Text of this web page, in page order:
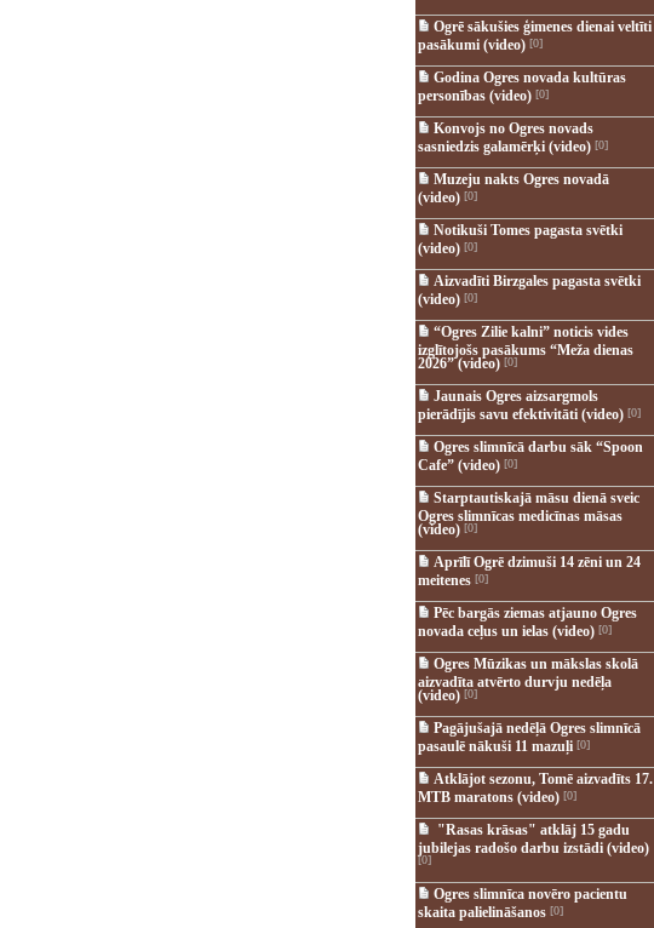
Ogrē sākušies ģimenes dienai veltīti
pasākumi (video)[0]
Godina Ogres novada kultūras
personības (video)[0]
Konvojs no Ogres novads
sasniedzis galamērķi (video)[0]
Muzeju nakts Ogres novadā
(video)[0]
Notikuši Tomes pagasta svētki
(video)[0]
Aizvadīti Birzgales pagasta svētki
(video)[0]
“Ogres Zilie kalni” noticis vides
izglītojošs pasākums “Meža dienas
2026” (video)[0]
Jaunais Ogres aizsargmols
pierādījis savu efektivitāti (video)[0]
Ogres slimnīcā darbu sāk “Spoon
Cafe” (video)[0]
Starptautiskajā māsu dienā sveic
Ogres slimnīcas medicīnas māsas
(video)[0]
Aprīlī Ogrē dzimuši 14 zēni un 24
meitenes [0]
Pēc bargās ziemas atjauno Ogres
novada ceļus un ielas (video)[0]
Ogres Mūzikas un mākslas skolā
aizvadīta atvērto durvju nedēļa
(video)[0]
Pagājušajā nedēļā Ogres slimnīcā
pasaulē nākuši 11 mazuļi[0]
Atklājot sezonu, Tomē aizvadīts 17.
MTB maratons (video)[0]
"Rasas krāsas" atklāj 15 gadu
jubilejas radošo darbu izstādi (video)
[0]
Ogres slimnīca novēro pacientu
skaita palielināšanos [0]